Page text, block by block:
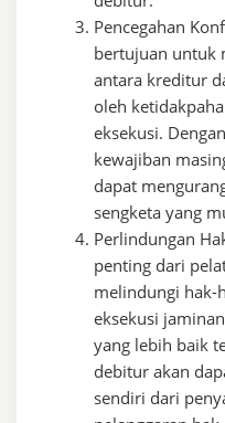
Pencegahan
bertujuan untuk
antara kreditur
oleh
eksekusi.
kewajiban
dapat
sengketa yang
Perlindungan
penting dari
melindungi hak-
eksekusi
yang lebih baik
debitur akan
sendiri dari